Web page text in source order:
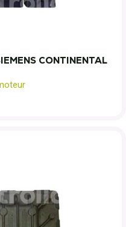
CONTINENTAL